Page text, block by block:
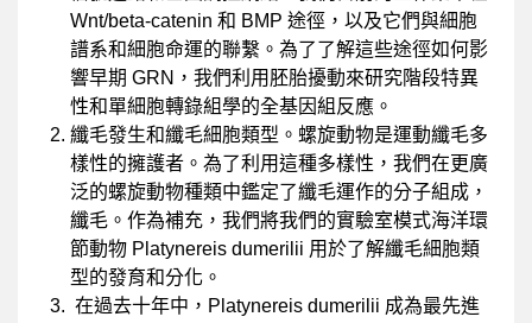
Wnt/beta-catenin 和 BMP 途徑，以及它們與細胞
譜系和細胞命運的聯繫。為了了解這些途徑如何影
響早期 GRN，我們利用胚胎擾動來研究階段特異
性和單細胞轉錄組學的全基因組反應。
纖毛發生和纖毛細胞類型。螺旋動物是運動纖毛多
樣性的擁護者。為了利用這種多樣性，我們在更廣
泛的螺旋動物種類中鑑定了纖毛運作的分子組成，
纖毛。作為補充，我們將我們的實驗室模式海洋環
節動物 Platynereis dumerilii 用於了解纖毛細胞類
型的發育和分化。
在過去十年中，Platynereis dumerilii 成為最先進